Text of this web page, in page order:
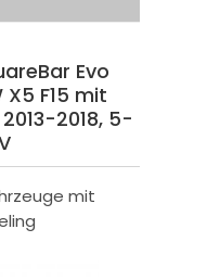
Evo
F15 mit
2018, 5-
mit